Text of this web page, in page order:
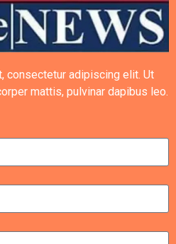
consectetur adipiscing elit. Ut
mattis, pulvinar dapibus leo.